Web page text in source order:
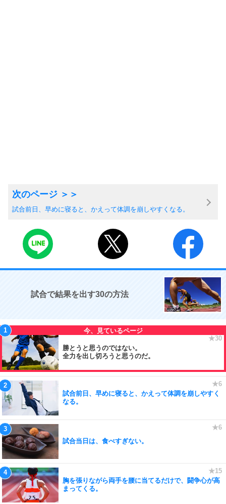
試合前日、早めに寝ると、かえって体調を崩しやすくなる。
試合で結果を出す30の方法
勝とうと思うのではない。
全力を出し切ろうと思うのだ。
試合前日、早めに寝ると、かえって体調を崩しやすく
なる。
試合当日は、食べすぎない。
胸を張りながら両手を腰に当てるだけで、闘争心が高
まってくる。